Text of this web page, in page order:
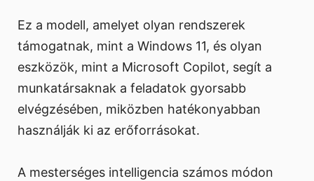
Ez a modell, amelyet olyan rendszerek
támogatnak, mint a Windows 11, és olyan
eszközök, mint a Microsoft Copilot, segít a
munkatársaknak a feladatok gyorsabb
elvégzésében, miközben hatékonyabban
használják ki az erőforrásokat.
A mesterséges intelligencia számos módon